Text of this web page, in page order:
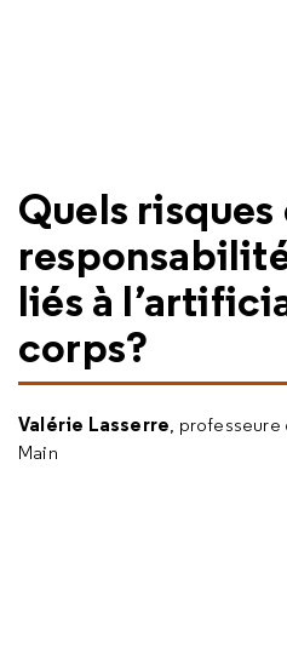
Quels
liés à
corps?
Valérie Lasserre, professeure
Main